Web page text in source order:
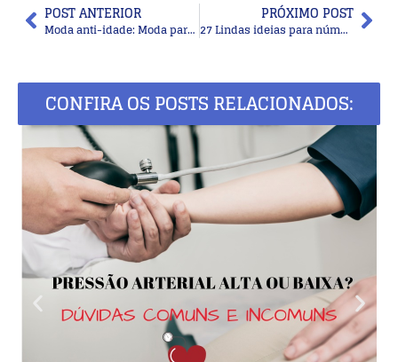
POST ANTERIOR
Moda anti-idade: Moda para senhoras
PRÓXIMO POST
27 Lindas ideias para número da casa em mosaico
CONFIRA OS POSTS RELACIONADOS: